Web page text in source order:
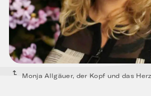
Monja Allgäuer, der Kopf und das